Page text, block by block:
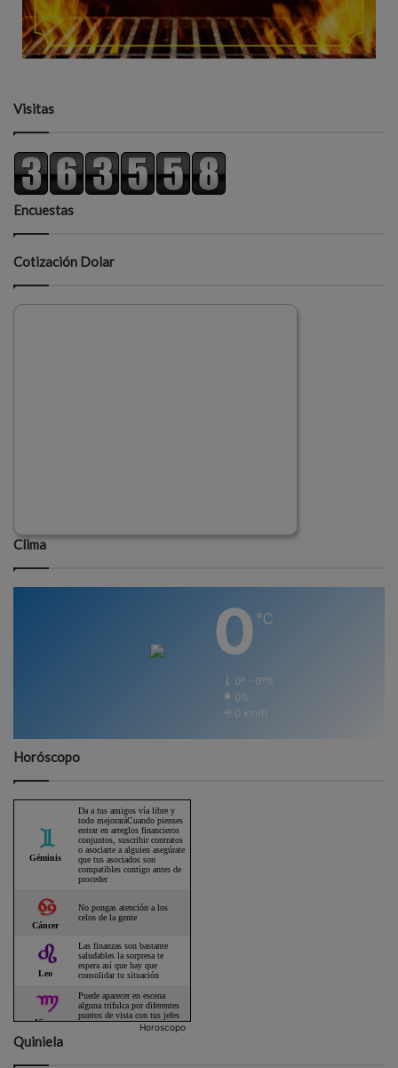
Visitas
Encuestas
Cotización Dolar
Clima
0 ℃
0º - 0º%
0%
0 km/h
Horóscopo
Horoscopo
Quiniela